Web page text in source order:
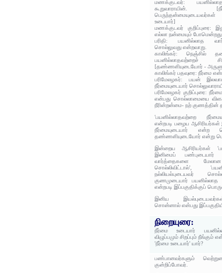
மணக்குடவர்:
கூறுவாராயின்.
உடையார்]
மணக்குடவர் குறிப்புரை:
எல்லா நன்மையும்
பரிதி: பயனில்லாத
சொல்லுவது என்றவாறு.
காலிங்கர்: நெஞ்சில்
பயனில்லாதவற்றைச்
[தண்ணளியுடையோர் -
காலிங்கர் பதவுரை: நீர்மை
பரிமேலழகர்: பயன்
நீர்மையுடையார்
பரிமேலழகர் குறிப்புரை:
என்பது சொல்லாமையை
நீரின்றன்மை- நற்
'பயனில்லாதவற்றை
என்றபடி பழைய ஆசிரியர்கள்
நீர்மையுடையார் என்ற
தண்ணளியுடையோர் என்று
இன்றைய ஆசிரியர்கள்
இனிமைப் பண்புடையார்
வார்த்தைகளை
சொல்லிவிட்டால்',
நல்லியல்புடையவர்
குணமுடையார்
என்றபடி இப்பகுதிக்குப்
இனிய
சொன்னால் என்பது
நிறையுரை:
நீர்மை உடையார்
விழுப்பமும் சிறப்பும் நீங்கும்
'நீர்மை உடையார்' யார்?
பண்பானவர்களும்
குன்றிப்போவர்.